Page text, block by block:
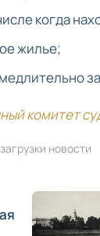
когда
жилье;
комитет
новости